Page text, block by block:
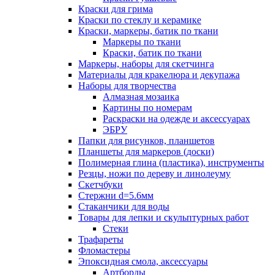
Краски для грима
Краски по стеклу и керамике
Краски, маркеры, батик по ткани
Маркеры по ткани
Краски, батик по ткани
Маркеры, наборы для скетчинга
Материалы для кракелюра и декупажа
Наборы для творчества
Алмазная мозаика
Картины по номерам
Раскраски на одежде и аксессуарах
ЭБРУ
Папки для рисунков, планшетов
Планшеты для маркеров (доски)
Полимерная глина (пластика), инструменты
Резцы, ножи по дереву и линолеуму
Скетчбуки
Стержни d=5.6мм
Стаканчики для воды
Товары для лепки и скульптурных работ
Стеки
Трафареты
Фломастеры
Эпоксидная смола, аксессуары
Артборды